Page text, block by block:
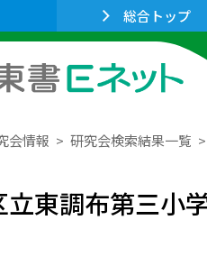
総合トップ
会情報 研究会検索結果一覧
立東調布第三小